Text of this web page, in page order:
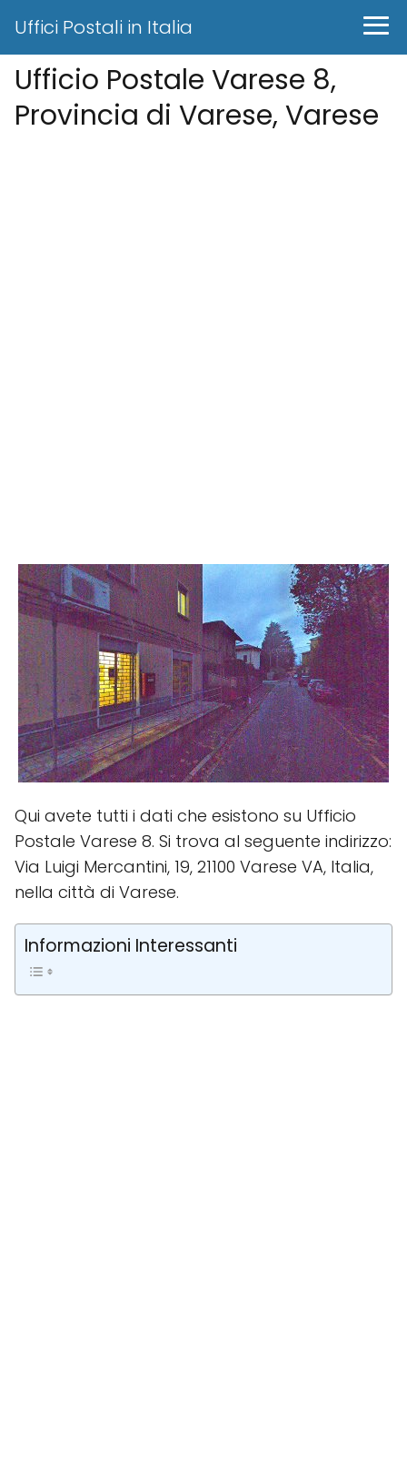
Uffici Postali in Italia
Ufficio Postale Varese 8,
Provincia di Varese, Varese
Qui avete tutti i dati che esistono su Ufficio
Postale Varese 8. Si trova al seguente indirizzo:
Via Luigi Mercantini, 19, 21100 Varese VA, Italia,
nella città di Varese.
Informazioni Interessanti